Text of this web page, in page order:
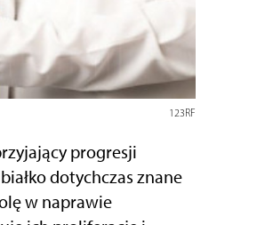
123RF
progresji
dotychczas znane
w naprawie